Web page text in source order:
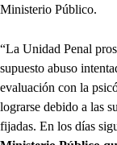
Ministerio Público.
“La Unidad Penal
supuesto abuso
evaluación con la
lograrse debido a las
fijadas. En los días